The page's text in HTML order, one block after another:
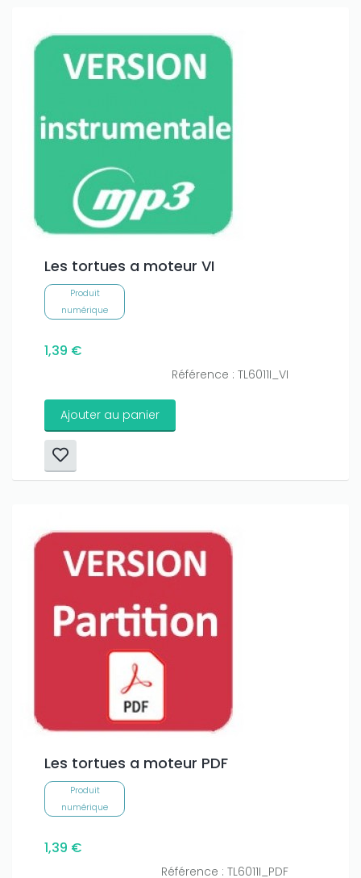
Les tortues a moteur VI
Produit
numérique
1,39 €
Référence : TL6011I_VI
Ajouter au panier
Les tortues a moteur PDF
Produit
numérique
1,39 €
Référence : TL6011I_PDF